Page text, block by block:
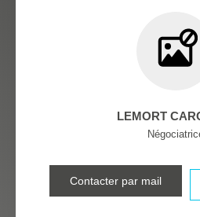
LEMORT
Contacter par mail